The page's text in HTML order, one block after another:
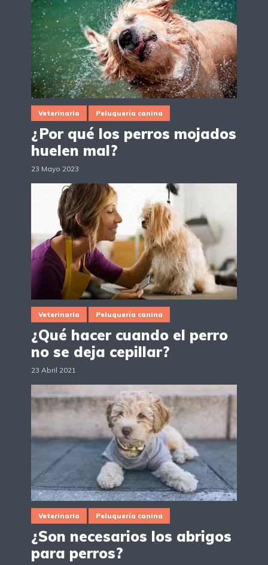
Veterinaria Peluquería canina
¿Por qué los perros mojados
huelen mal?
23 Mayo 2023
Veterinaria Peluquería canina
¿Qué hacer cuando el perro
no se deja cepillar?
23 Abril 2021
Veterinaria Peluquería canina
¿Son necesarios los abrigos
para perros?